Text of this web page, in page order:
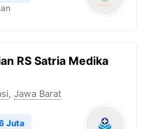
RS Satria Medika
, Jawa Barat
Juta